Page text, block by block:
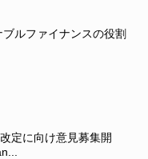
ルファイナンスの役割
定に向け意見募集開